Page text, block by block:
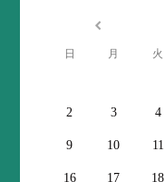
日 月 火
2 3 4
9 10 11
16 17 18